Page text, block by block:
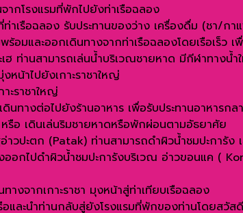
ากโรงแรมที่พักไปยังท่าเรือฉลอง
าเรือฉลอง รับประทานของว่าง เครื่องดื่ม (ชา/ก
อมและออกเดินทางจากท่าเรือฉลองโดยเรือเร็ว เ
ฮ ท่านสามารถเล่นน้ำบริเวณชายหาด มีกีฬาทางน้
หน้าไปยังเกาะราชาใหญ่
ะราชาใหญ่
นทางต่อไปยังร้านอาหาร เพื่อรับประทานอาหารก
รือ เดินเล่นริมชายหาดหรือพักผ่อนตามอัธยาศัย
าวปะตก (Patak) ท่านสามารถดำผิวน้ำชมปะการั
ออกไปดำผิวน้ำชมปะการังบริเวณ อ่าวขอนแค (
างจากเกาะราชา มุงหน้าสู่ท่าเทียบเรือฉลอง
อและนำท่านกลับสู่ยังโรงแรมที่พักของท่านโดยสวัส